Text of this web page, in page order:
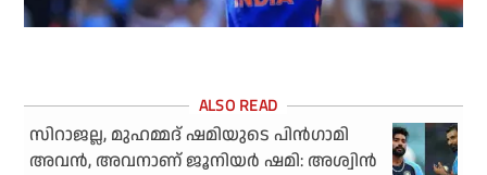
സിറാജല്ല, മുഹമ്മദ് ഷമിയുടെ പിന്‍ഗാമി
അവന്‍, അവനാണ് ജൂനിയര്‍ ഷമി: അശ്വിന്‍